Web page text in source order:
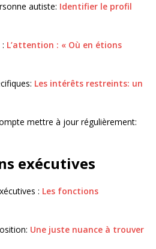
autiste: Identifier le profil
L’attention : « Où en étions
Les intérêts restreints: un
mettre à jour régulièrement:
exécutives
: Les fonctions
Une juste nuance à trouver